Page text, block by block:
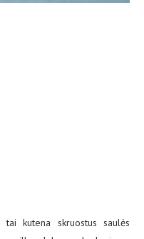
kutena skruostus saulės